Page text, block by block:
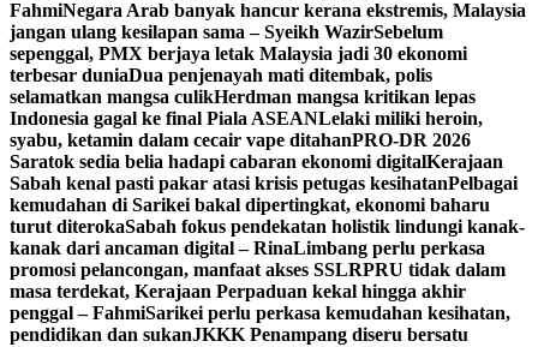
FahmiNegara Arab banyak hancur kerana ekstremis, Malaysia
jangan ulang kesilapan sama – Syeikh WazirSebelum
sepenggal, PMX berjaya letak Malaysia jadi 30 ekonomi
terbesar duniaDua penjenayah mati ditembak, polis
selamatkan mangsa culikHerdman mangsa kritikan lepas
Indonesia gagal ke final Piala ASEANLelaki miliki heroin,
syabu, ketamin dalam cecair vape ditahanPRO-DR 2026
Saratok sedia belia hadapi cabaran ekonomi digitalKerajaan
Sabah kenal pasti pakar atasi krisis petugas kesihatanPelbagai
kemudahan di Sarikei bakal dipertingkat, ekonomi baharu
turut diterokaSabah fokus pendekatan holistik lindungi kanak-
kanak dari ancaman digital – RinaLimbang perlu perkasa
promosi pelancongan, manfaat akses SSLRPRU tidak dalam
masa terdekat, Kerajaan Perpaduan kekal hingga akhir
penggal – FahmiSarikei perlu perkasa kemudahan kesihatan,
pendidikan dan sukanJKKK Penampang diseru bersatu